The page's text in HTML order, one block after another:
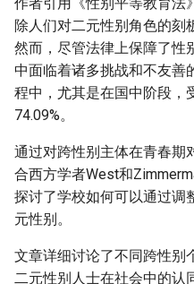
除人们对二元性别角色的刻
然而，尽管法律上保障了性
中面临着诸多挑战和不友善
程中，尤其是在国中阶段，
74.09%。
通过对跨性别主体在青春期
合西方学者West和
探讨了学校如何可以通过调
元性别。
文章详细讨论了不同跨性别
二元性别人士在社会中的认